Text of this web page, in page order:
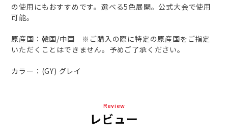
の使用にもおすすめです。選べる5色展開。公式大会で使用
可能。
原産国：韓国/中国 ※ご購入の際に特定の原産国をご指定
いただくことはできません。予めご了承ください。
カラー：(GY) グレイ
Review
レビュー